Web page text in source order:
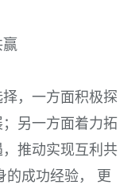
，一方面积极探
另一方面着力拓
推动实现互利共
的成功经验， 更